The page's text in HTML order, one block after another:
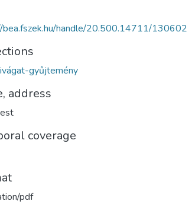
handle/20.500.14711/130602
gyűjtemény
address
coverage
pdf